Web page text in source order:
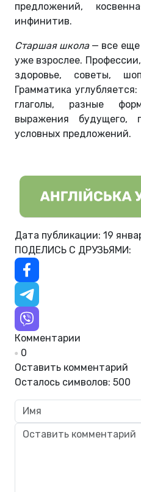
предложений,
инфинитив.
Старшая школа— все еще
уже взрослее.
здоровье, советы,
Грамматика
глаголы, разные
выражения
условных предложений.
Дата публикации: 19
ПОДЕЛИСЬ С ДРУЗЬЯМИ:
Комментарии
0
Оставить комментарий
Осталось символов: 500